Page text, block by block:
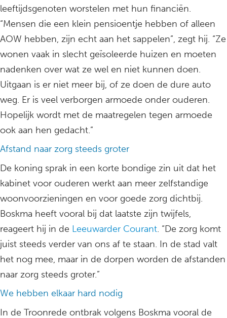
leeftijdsgenoten worstelen met hun financiën.
“Mensen die een klein pensioentje hebben of alleen
AOW hebben, zijn echt aan het sappelen”, zegt hij. “Ze
wonen vaak in slecht geïsoleerde huizen en moeten
nadenken over wat ze wel en niet kunnen doen.
Uitgaan is er niet meer bij, of ze doen de dure auto
weg. Er is veel verborgen armoede onder ouderen.
Hopelijk wordt met de maatregelen tegen armoede
ook aan hen gedacht.”
Afstand naar zorg steeds groter
De koning sprak in een korte bondige zin uit dat het
kabinet voor ouderen werkt aan meer zelfstandige
woonvoorzieningen en voor goede zorg dichtbij.
Boskma heeft vooral bij dat laatste zijn twijfels,
reageert hij in de Leeuwarder Courant. “De zorg komt
juist steeds verder van ons af te staan. In de stad valt
het nog mee, maar in de dorpen worden de afstanden
naar zorg steeds groter.”
We hebben elkaar hard nodig
In de Troonrede ontbrak volgens Boskma vooral de